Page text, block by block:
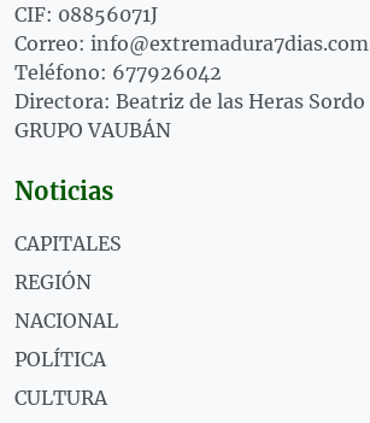
CIF: 08856071J
Correo: info@extremadura7dias.com
Teléfono: 677926042
Directora: Beatriz de las Heras Sordo
GRUPO VAUBÁN
Noticias
CAPITALES
REGIÓN
NACIONAL
POLÍTICA
CULTURA